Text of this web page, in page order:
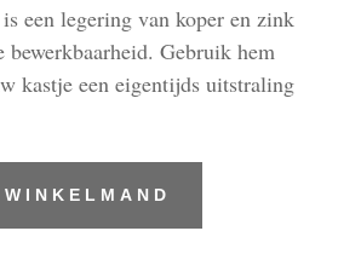
een legering van koper en zink
bewerkbaarheid. Gebruik hem
kastje een eigentijds uitstraling